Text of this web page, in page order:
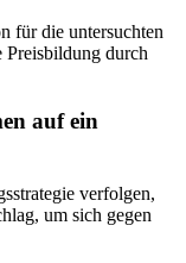
für die untersuchten
Preisbildung durch
auf ein
verfolgen,
um sich gegen